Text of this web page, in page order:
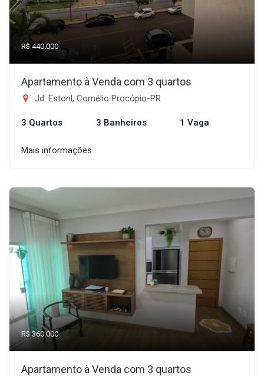
R$ 440.000
Apartamento à Venda com 3 quartos
Jd. Estoril, Cornélio Procópio-PR
3 Quartos 3 Banheiros 1 Vaga
Mais informações
R$ 360.000
Apartamento à Venda com 3 quartos